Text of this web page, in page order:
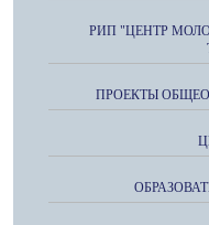
РИП "ЦЕНТР
ПРОЕКТЫ